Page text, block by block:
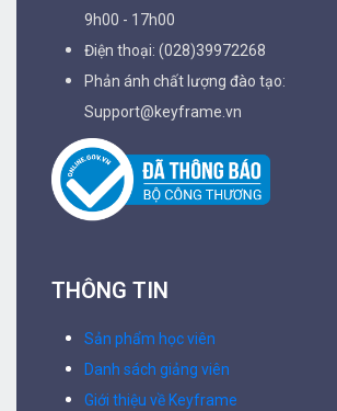
9h00 - 17h00
Điện thoại: (028)39972268
Phản ánh chất lượng đào tạo:
Support@keyframe.vn
THÔNG TIN
Sản phẩm học viên
Danh sách giảng viên
Giới thiệu về Keyframe